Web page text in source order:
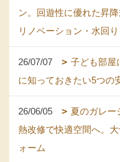
ン。回遊性に優れた昇
リノベーション・水回
26/07/07
子ども部屋
に知っておきたい5つの
26/06/05
夏のガレー
熱改修で快適空間へ。
ォーム